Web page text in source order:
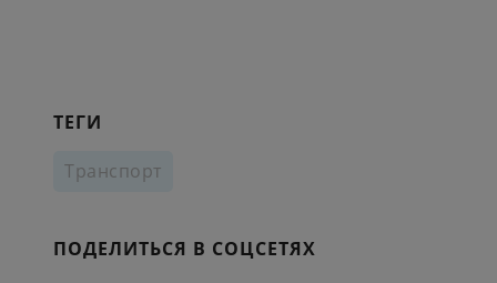
ТЕГИ
Транспорт
ПОДЕЛИТЬСЯ В СОЦСЕТЯХ